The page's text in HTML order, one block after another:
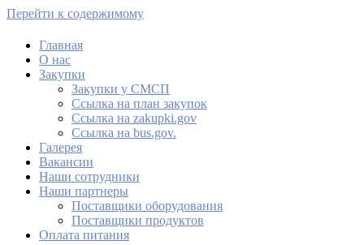
Перейти к содержимому
МАУ Комбинат питания
Главная
О нас
Закупки
Закупки у СМСП
Cсылка на план закупок
Cсылка на zakupki.gov
Ссылка на bus.gov.
Галерея
Вакансии
Наши сотрудники
Наши партнеры
Поставщики оборудования
Поставщики продуктов
Оплата питания